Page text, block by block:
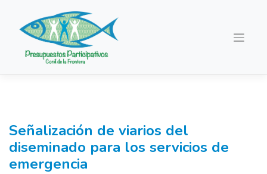
contenido
Señalización de viarios del
diseminado para los servicios de
emergencia